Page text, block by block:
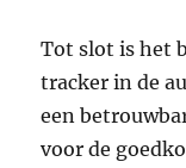
Tot slot is het
tracker in de
een
voor de